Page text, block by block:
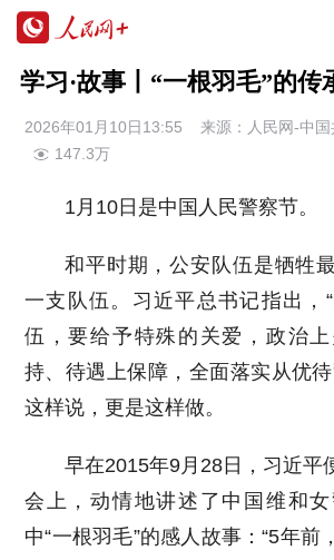
学习·故事丨“一根羽毛”的传
2026年01月10日13:55 来源： 人民网-中
147.3万
1月10日是中国人民警察节。
和平时期，公安队伍是牺牲
一支队伍。习近平总书记指出，
伍，要给予特殊的关爱，政治
持、待遇上保障，全面落实从优
这样说，更是这样做。
早在2015年9月28日，习近平
会上，动情地讲述了中国维和
中“一根羽毛”的感人故事：“5年前